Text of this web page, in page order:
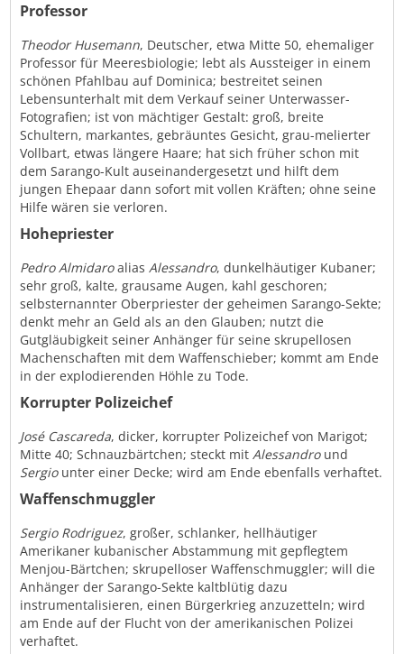
Professor
Theodor Husemann, Deutscher, etwa Mitte 50, ehemaliger
Professor für Meeresbiologie; lebt als Aussteiger in einem
schönen Pfahlbau auf Dominica; bestreitet seinen
Lebensunterhalt mit dem Verkauf seiner Unterwasser-
Fotografien; ist von mächtiger Gestalt: groß, breite
Schultern, markantes, gebräuntes Gesicht, grau-melierter
Vollbart, etwas längere Haare; hat sich früher schon mit
dem Sarango-Kult auseinandergesetzt und hilft dem
jungen Ehepaar dann sofort mit vollen Kräften; ohne seine
Hilfe wären sie verloren.
Hohepriester
Pedro AlmidaroaliasAlessandro, dunkelhäutiger Kubaner;
sehr groß, kalte, grausame Augen, kahl geschoren;
selbsternannter Oberpriester der geheimen Sarango-Sekte;
denkt mehr an Geld als an den Glauben; nutzt die
Gutgläubigkeit seiner Anhänger für seine skrupellosen
Machenschaften mit dem Waffenschieber; kommt am Ende
in der explodierenden Höhle zu Tode.
Korrupter Polizeichef
José Cascareda, dicker, korrupter Polizeichef von Marigot;
Mitte 40; Schnauzbärtchen; steckt mitAlessandround
Sergiounter einer Decke; wird am Ende ebenfalls verhaftet.
Waffenschmuggler
Sergio Rodriguez, großer, schlanker, hellhäutiger
Amerikaner kubanischer Abstammung mit gepflegtem
Menjou-Bärtchen; skrupelloser Waffenschmuggler; will die
Anhänger der Sarango-Sekte kaltblütig dazu
instrumentalisieren, einen Bürgerkrieg anzuzetteln; wird
am Ende auf der Flucht von der amerikanischen Polizei
verhaftet.